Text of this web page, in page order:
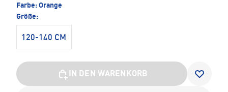
Farbe: Orange
Größe:
120-140 CM
IN DEN WARENKORB